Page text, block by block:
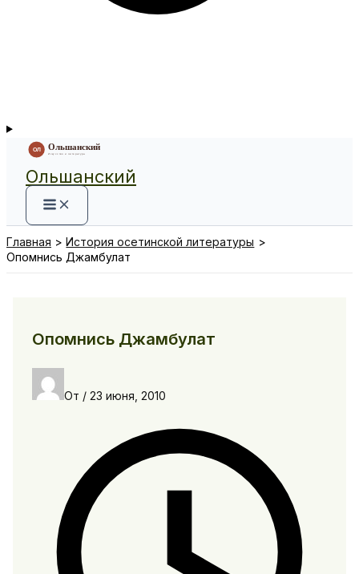
Ольшанский
Главная
История осетинской литературы
Опомнись Джамбулат
Опомнись Джамбулат
От / 23 июня, 2010